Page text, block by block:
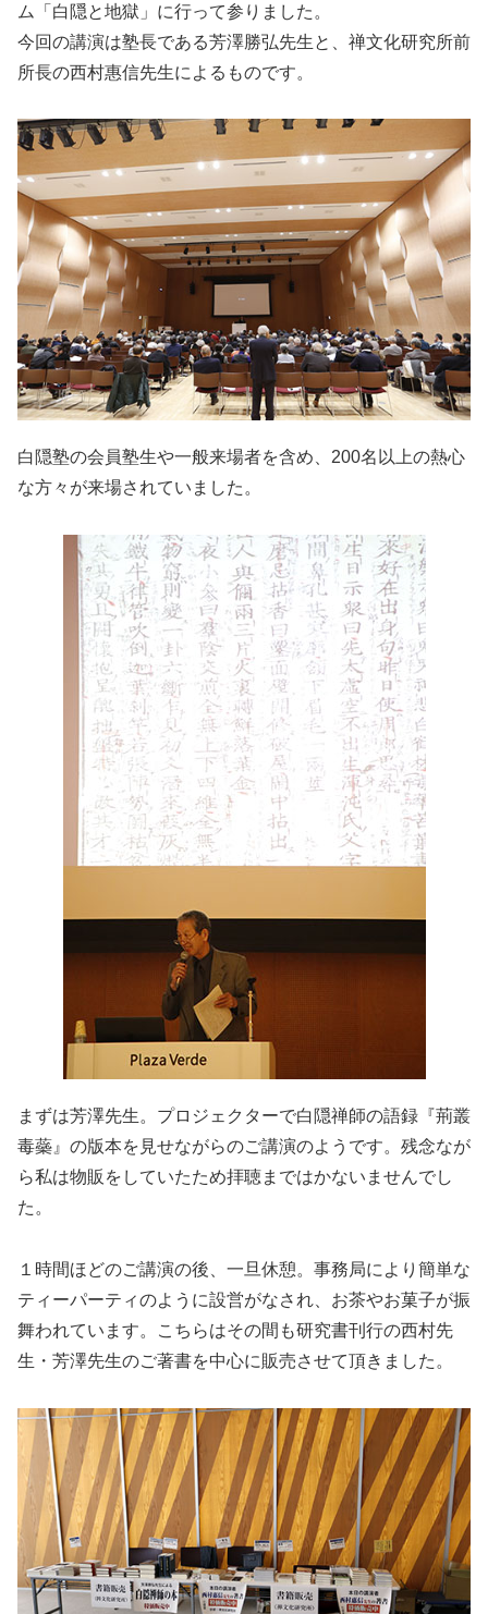
ム「白隠と地獄」に行って参りました。
今回の講演は塾長である芳澤勝弘先生と、禅文化研究所前
所長の西村惠信先生によるものです。
白隠塾の会員塾生や一般来場者を含め、200名以上の熱心
な方々が来場されていました。
まずは芳澤先生。プロジェクターで白隠禅師の語録『荊叢
毒蘂』の版本を見せながらのご講演のようです。残念なが
ら私は物販をしていたため拝聴まではかないませんでし
た。
１時間ほどのご講演の後、一旦休憩。事務局により簡単な
ティーパーティのように設営がなされ、お茶やお菓子が振
舞われています。こちらはその間も研究書刊行の西村先
生・芳澤先生のご著書を中心に販売させて頂きました。